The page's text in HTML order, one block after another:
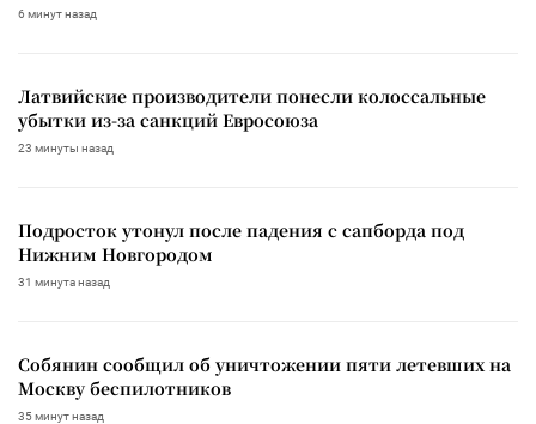
6 минут назад
Латвийские производители понесли колоссальные
убытки из-за санкций Евросоюза
23 минуты назад
Подросток утонул после падения с сапборда под
Нижним Новгородом
31 минута назад
Собянин сообщил об уничтожении пяти летевших на
Москву беспилотников
35 минут назад